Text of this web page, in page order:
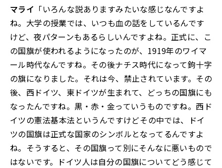
マライ 「いろんな説ありますみたいな感じなんですよ
ね。大学の授業では、いつも血の話をしているんです
けど、夜パターンもあるらしいんですよね。正式に、こ
の国旗が使われるようになったのが、1919年のワイマ
ール時代なんですね。その後ナチス時代になって鉤十字
の旗になりました。それは今、禁止されています。その
後、西ドイツ、東ドイツが生まれて、どっちの国旗にも
なったんですね。黒・赤・金っていうものですね。西ド
イツの憲法――基本法というんですけど――その中では、ドイ
ツの国旗は正式な国家のシンボルとなってるんですよ
ね。そうすると、その国旗って別にそんなに悪いもので
はないです。ドイツ人は自分の国旗についてどう感じて